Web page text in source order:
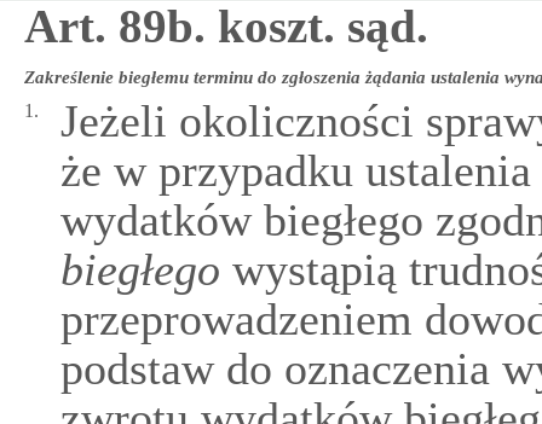
Art. 89b. koszt. sąd.
Zakreślenie biegłemu terminu do zgłoszenia żądania ustalenia
1.
Jeżeli okoliczności
że w przypadku
wydatków biegłego
biegłego wystąpią
przeprowadzeniem
podstaw do oznaczenia